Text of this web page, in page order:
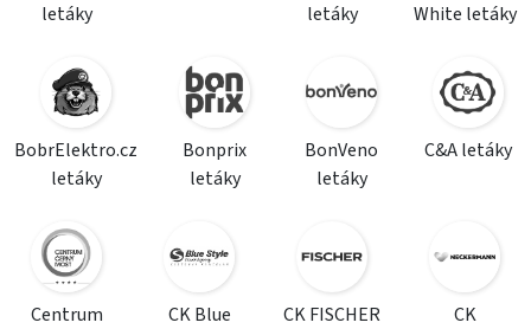
letáky
letáky
White letáky
BobrElektro.cz
letáky
Bonprix
letáky
BonVeno
letáky
C&A letáky
Centrum
CK Blue
CK FISCHER
CK